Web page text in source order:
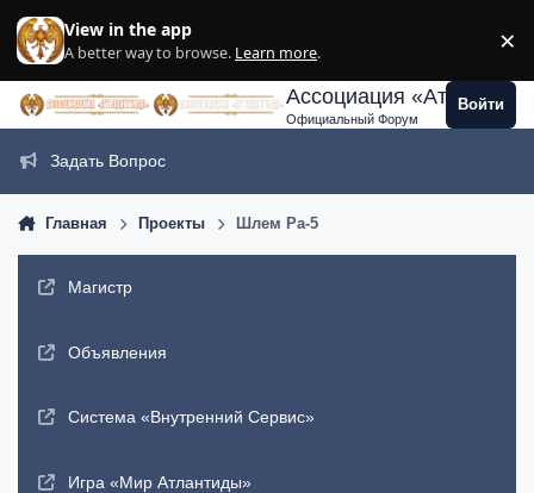
View in the app
A better way to browse. Learn more. ×
Ассоциация
Официальный Форум
Войти
Задать Вопрос
Главная Проекты Шлем Ра-5
Магистр
Объявления
Система «Внутренний Сервис»
Игра «Мир Атлантиды»